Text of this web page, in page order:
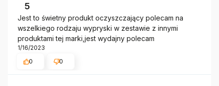
5
Jest to świetny produkt oczyszczający polecam na
wszelkiego rodzaju wypryski w zestawie z innymi
produktami tej marki,jest wydajny polecam
1/16/2023
0
0